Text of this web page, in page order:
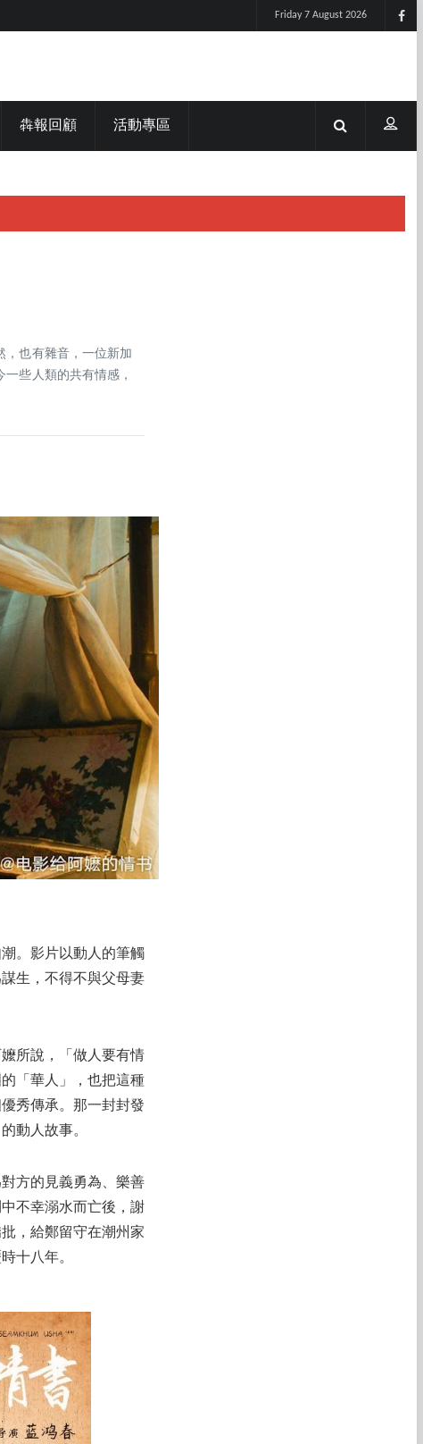
Friday 7 August 2026
犇報回顧 活動專區
，也有雜音，一位新加
些人類的共有情感，
。影片以動人的筆觸
生，不得不與父母妻
所說，「做人要有情
「華人」，也把這種
秀傳承。那一封封發
動人故事。
方的見義勇為、樂善
不幸溺水而亡後，謝
，給鄭留守在潮州家
十八年。